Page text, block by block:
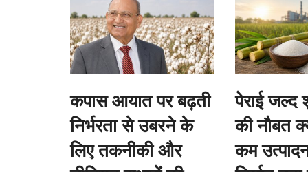
कपास आयात पर बढ़ती
निर्भरता से उबरने के
लिए तकनीकी और
पेराई
की नौबत
कम
युवा...